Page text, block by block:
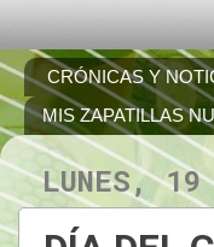
CRÓNICAS Y
MIS ZAPATILLAS
LUNES,